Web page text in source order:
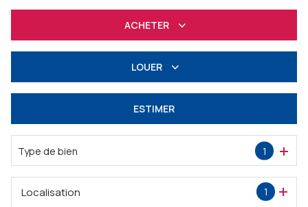
ACHETER
Professionnel
LOUER
Professionnel
ESTIMER
Type de bien 1
1
Localisation